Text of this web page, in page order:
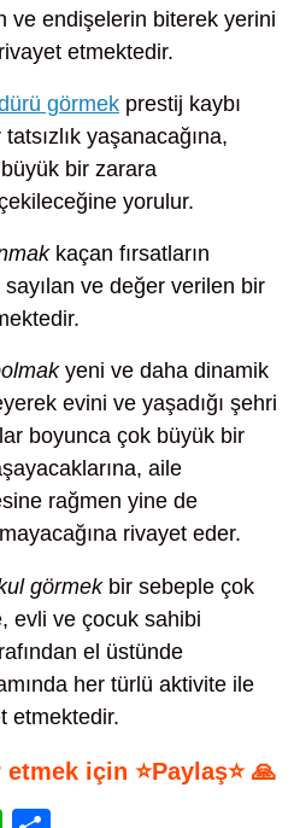
ve endişelerin biterek yerini
etmektedir.
görmek prestij kaybı
yaşanacağına,
bir zarara
yorulur.
kaçan fırsatların
ve değer verilen bir
yeni ve daha dinamik
evini ve yaşadığı şehri
boyunca çok büyük bir
aile
rağmen yine de
rivayet eder.
görmekbir sebeple çok
evli ve çocuk sahibi
el üstünde
her türlü aktivite ile
etmektedir.
için ⭐Paylaş⭐ 🙏